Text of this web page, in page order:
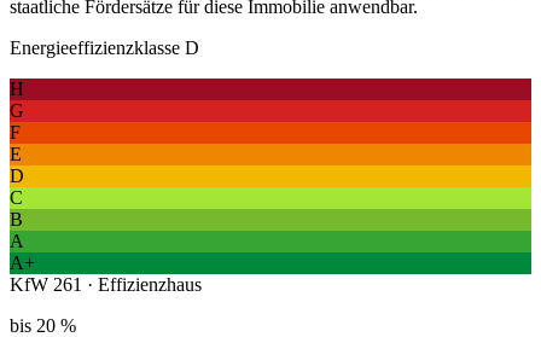
staatliche Fördersätze für diese Immobilie anwendbar.
Energieeffizienzklasse D
H
G
F
E
D
C
B
A
A+
KfW 261 · Effizienzhaus
bis 20 %